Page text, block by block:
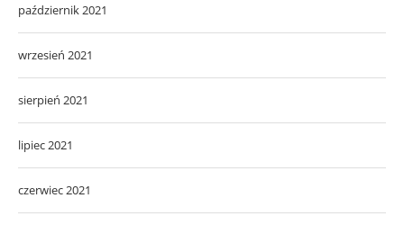
październik 2021
wrzesień 2021
sierpień 2021
lipiec 2021
czerwiec 2021